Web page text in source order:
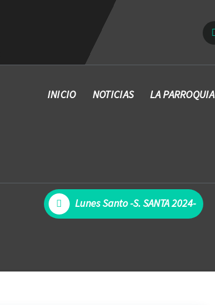
INICIO NOTICIAS LA PARROQUIA
Lunes Santo -S. SANTA 2024-